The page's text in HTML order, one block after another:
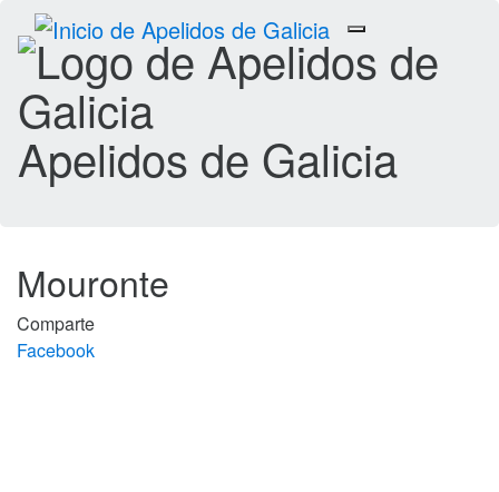
Toggle
navigation
Apelidos de Galicia
Mouronte
Comparte
Facebook